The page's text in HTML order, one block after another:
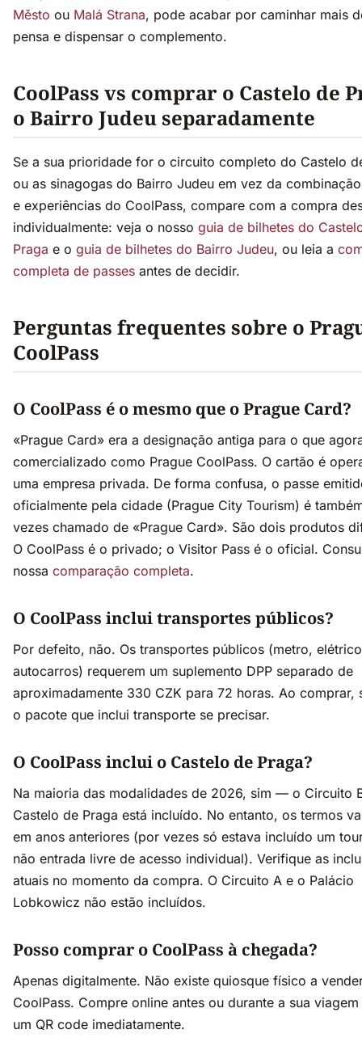
Město ou Malá Strana, pode acabar por caminhar mais
pensa e dispensar o complemento.
CoolPass vs comprar o Castelo de
o Bairro Judeu separadamente
Se a sua prioridade for o circuito completo do Castelo
ou as sinagogas do Bairro Judeu em vez da
e experiências do CoolPass, compare com a compra
individualmente: veja o nosso guia de bilhetes do
Praga e o guia de bilhetes do Bairro Judeu, ou leia a
completa de passes antes de decidir.
Perguntas frequentes sobre o
CoolPass
O CoolPass é o mesmo que o Prague Card?
«Prague Card» era a designação antiga para o que
comercializado como Prague CoolPass. O cartão é
uma empresa privada. De forma confusa, o passe
oficialmente pela cidade (Prague City Tourism) é
vezes chamado de «Prague Card». São dois produtos
O CoolPass é o privado; o Visitor Pass é o oficial.
nossa comparação completa.
O CoolPass inclui transportes públicos?
Por defeito, não. Os transportes públicos (metro,
autocarros) requerem um suplemento DPP separado de
aproximadamente 330 CZK para 72 horas. Ao comprar,
o pacote que inclui transporte se precisar.
O CoolPass inclui o Castelo de Praga?
Na maioria das modalidades de 2026, sim — o Circuito
Castelo de Praga está incluído. No entanto, os termos
em anos anteriores (por vezes só estava incluído um
não entrada livre de acesso individual). Verifique as
atuais no momento da compra. O Circuito A e o Palácio
Lobkowicz não estão incluídos.
Posso comprar o CoolPass à chegada?
Apenas digitalmente. Não existe quiosque físico a
CoolPass. Compre online antes ou durante a sua
um QR code imediatamente.